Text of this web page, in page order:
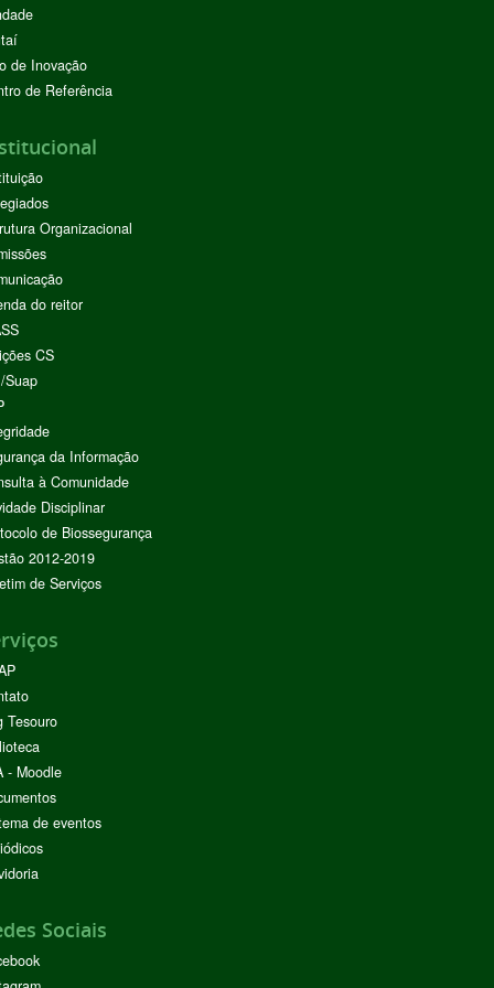
de Inovação
de Referência
Organizacional
do reitor
CS
Suap
da Informação
à Comunidade
Disciplinar
de Biossegurança
2012-2019
de Serviços
Tesouro
- Moodle
de eventos
Sociais